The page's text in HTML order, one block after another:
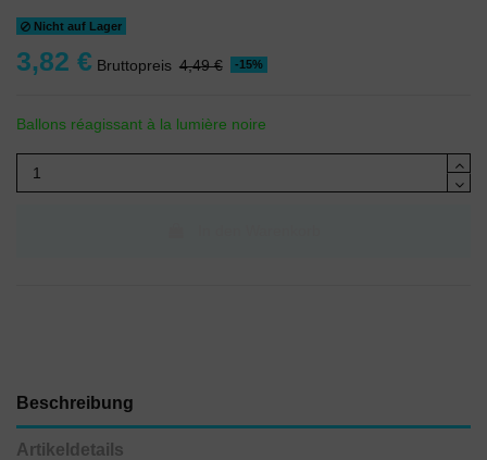
Nicht auf Lager
3,82 € Bruttopreis 4,49 € -15%
Ballons réagissant à la lumière noire
Beschreibung
Artikeldetails